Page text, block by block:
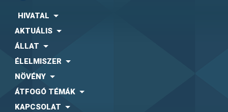
HIVATAL
AKTUÁLIS
ÁLLAT
ÉLELMISZER
NÖVÉNY
ÁTFOGÓ TÉMÁK
KAPCSOLAT